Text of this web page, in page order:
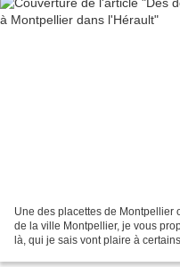
Une des placettes de Montpellier
de la ville Montpellier, je vous
là, qui je sais vont plaire à